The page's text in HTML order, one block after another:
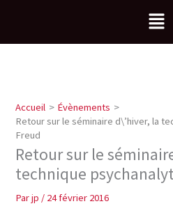
contenu
Menu
Accueil
Évènements
Retour sur le séminaire d\’hiver, la
Freud
Retour sur le
technique
Parjp / 24 février 2016